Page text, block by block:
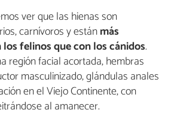
ver que las hienas son
carnívoros y estánmás
felinos que con los cánidos.
región facial acortada, hembras
masculinizado, glándulas anales
en el Viejo Continente, con
al amanecer.